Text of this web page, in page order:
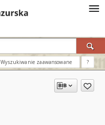
Wyszukiwanie zaawansowane ?